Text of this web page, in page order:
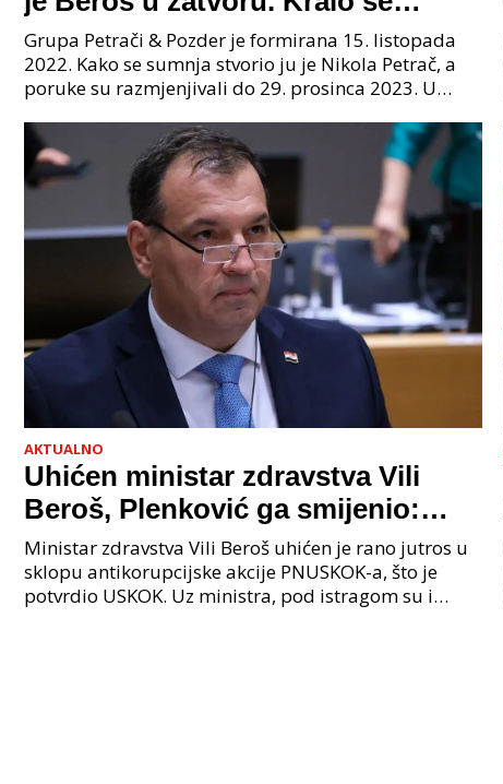
godinama. Tko će iz vlade biti
sljedeći uhićen?
Grupa Petrači & Pozder je formirana 15. listopada
2022. Kako se sumnja stvorio ju je Nikola Petrač, a
poruke su razmjenjivali do 29. prosinca 2023. U
AKTUALNO
Uhićen ministar zdravstva Vili
Beroš, Plenković ga smijenio:
Istraga USKOK-a zbog korupcije
Ministar zdravstva Vili Beroš uhićen je rano jutros u
sklopu antikorupcijske akcije PNUSKOK-a, što je
potvrdio USKOK. Uz ministra, pod istragom su i